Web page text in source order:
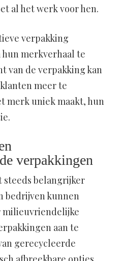
al het werk voor hen.
verpakking
hun merkverhaal te
van de verpakking kan
meer te
merk uniek maakt, hun
verpakkingen
belangrijker
bedrijven kunnen
milieuvriendelijke
aan te
gerecycleerde